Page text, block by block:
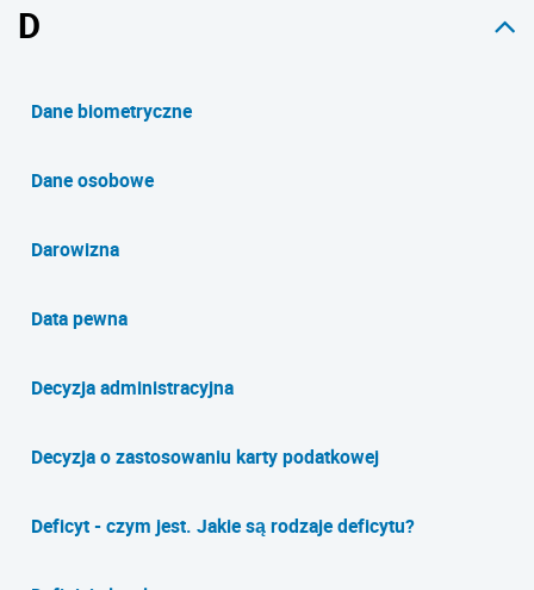
D
Dane biometryczne
Dane osobowe
Darowizna
Data pewna
Decyzja administracyjna
Decyzja o zastosowaniu karty podatkowej
Deficyt - czym jest. Jakie są rodzaje deficytu?